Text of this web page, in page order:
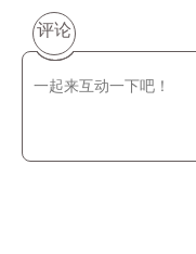
制，如真正的出租车
游戏玩法：
1、玩家进入比赛可以
3、通过左右方向和刹
4、使用金币可以升
评论